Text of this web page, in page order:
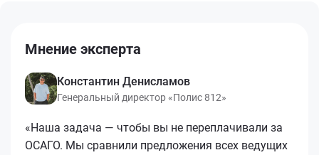
Мнение эксперта
Константин Денисламов
Генеральный директор «Полис 812»
«Наша задача — чтобы вы не переплачивали за
ОСАГО. Мы сравнили предложения всех ведущих